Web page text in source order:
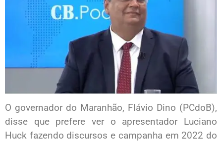
O governador do Maranhão, Flávio Dino (PCdoB),
disse que prefere ver o apresentador Luciano
Huck fazendo discursos e campanha em 2022 do